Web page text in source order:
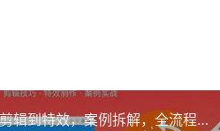
剪映全技能综合课：从剪辑到特效，案例拆解，全流程闭环